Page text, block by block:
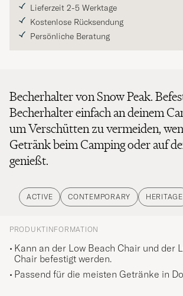
Lieferzeit 2-5 Werktage
Kostenlose Rücksendung
Persönliche Beratung
Becherhalter von Snow Peak.
Becherhalter einfach an deinem
um Verschütten zu vermeiden,
Getränk beim Camping oder auf
genießt.
ACTIVE CONTEMPORARY HERITAGE
PRODUKTINFORMATION
Kann an der Low Beach Chair und der
Chair befestigt werden.
Passend für die meisten Getränke in